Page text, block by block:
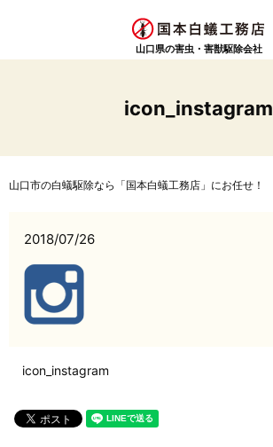
山口県の害虫・害獣駆除会社
icon_instagram
山口市の白蟻駆除なら「国本白蟻工務店」にお任せ！
2018/07/26
icon_instagram